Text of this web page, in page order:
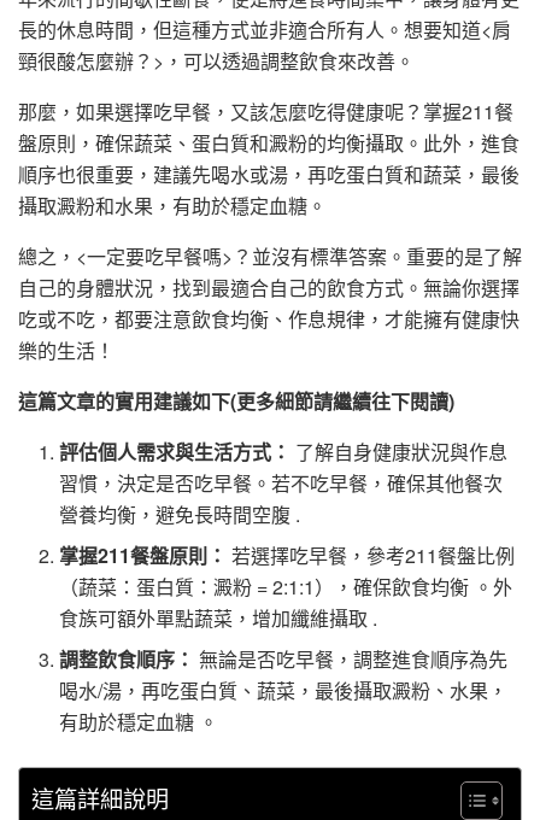
長的休息時間，但這種方式並非適合所有人。想要知道<肩
頸很酸怎麼辦？>，可以透過調整飲食來改善。
那麼，如果選擇吃早餐，又該怎麼吃得健康呢？掌握211餐
盤原則，確保蔬菜、蛋白質和澱粉的均衡攝取。此外，進食
順序也很重要，建議先喝水或湯，再吃蛋白質和蔬菜，最後
攝取澱粉和水果，有助於穩定血糖。
總之，<一定要吃早餐嗎>？並沒有標準答案。重要的是了解
自己的身體狀況，找到最適合自己的飲食方式。無論你選擇
吃或不吃，都要注意飲食均衡、作息規律，才能擁有健康快
樂的生活！
這篇文章的實用建議如下(更多細節請繼續往下閱讀)
評估個人需求與生活方式： 了解自身健康狀況與作息
習慣，決定是否吃早餐。若不吃早餐，確保其他餐次
營養均衡，避免長時間空腹 .
掌握211餐盤原則： 若選擇吃早餐，參考211餐盤比例
（蔬菜：蛋白質：澱粉 = 2:1:1），確保飲食均衡 。外
食族可額外單點蔬菜，增加纖維攝取 .
調整飲食順序： 無論是否吃早餐，調整進食順序為先
喝水/湯，再吃蛋白質、蔬菜，最後攝取澱粉、水果，
有助於穩定血糖 。
這篇詳細說明